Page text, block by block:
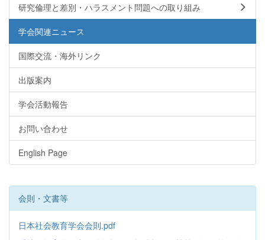
研究倫理と差別・ハラスメント問題への取り組み
学会関連ニュース
国際交流・海外リンク
出版案内
学会活動報告
お問い合わせ
English Page
会則・文書等
日本社会教育学会会則.pdf